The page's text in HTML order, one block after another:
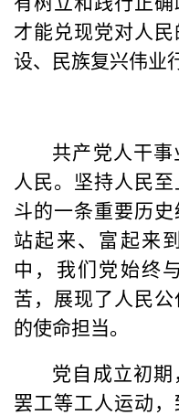
才能兑现党对人
设、民族复兴伟业
共产党人干
人民。坚持人民
斗的一条重要历
站起来、富起来
中，我们党始终
苦，展现了人民
的使命担当。
党自成立初
罢工等工人运动